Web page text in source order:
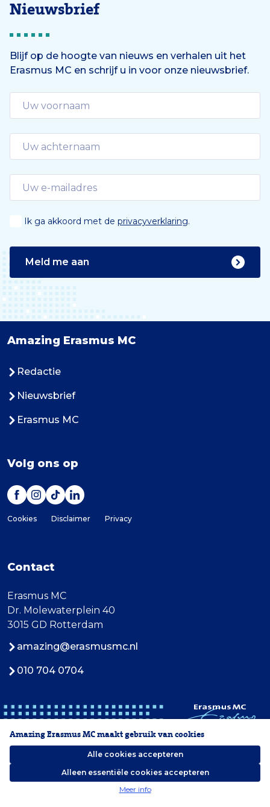
Nieuwsbrief
Blijf op de hoogte van nieuws en verhalen uit het
Erasmus MC en schrijf u in voor onze nieuwsbrief.
Ik ga akkoord met de privacyverklaring.
Meld me aan
Amazing Erasmus MC
Redactie
Nieuwsbrief
Erasmus MC
Volg ons op
Cookies Disclaimer Privacy
Contact
Erasmus MC
Dr. Molewaterplein 40
3015 GD Rotterdam
amazing@erasmusmc.nl
010 704 0704
2026 Erasmus MC
Amazing Erasmus MC maakt gebruik van cookies
Alle cookies accepteren
Alleen essentiële cookies accepteren
Meer info